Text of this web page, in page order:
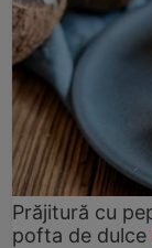
Prăjitură cu
pofta de dulce